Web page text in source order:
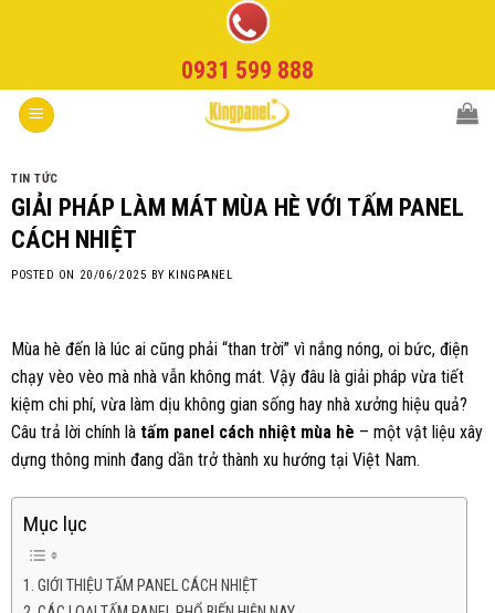
0931 599 888
TIN TỨC
GIẢI PHÁP LÀM MÁT MÙA HÈ VỚI TẤM PANEL
CÁCH NHIỆT
POSTED ON 20/06/2025 BY KINGPANEL
Mùa hè đến là lúc ai cũng phải “than trời” vì nắng nóng, oi bức, điện
chạy vèo vèo mà nhà vẫn không mát. Vậy đâu là giải pháp vừa tiết
kiệm chi phí, vừa làm dịu không gian sống hay nhà xưởng hiệu quả?
Câu trả lời chính là tấm panel cách nhiệt mùa hè – một vật liệu xây
dựng thông minh đang dần trở thành xu hướng tại Việt Nam.
Mục lục
GIỚI THIỆU TẤM PANEL CÁCH NHIỆT